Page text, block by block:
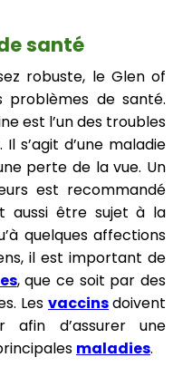
santé
robuste, le Glen of
de santé.
est l’un des troubles
s’agit d’une maladie
perte de la vue. Un
est recommandé
aussi être sujet à la
quelques affections
il est important de
, que ce soit par des
Les vaccinsdoivent
d’assurer une
maladies.